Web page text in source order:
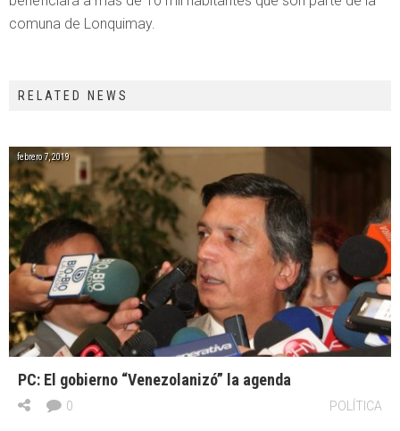
comuna de Lonquimay.
RELATED NEWS
febrero 7, 2019
PC: El gobierno “Venezolanizó” la agenda
POLÍTICA
0